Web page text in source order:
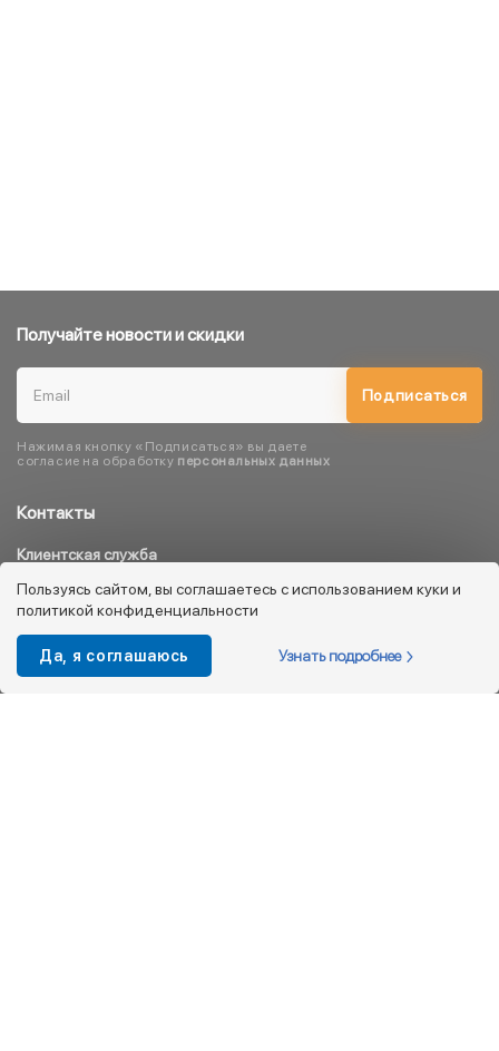
Контакты
Клиентская служба
8 800 333 08 45
info@kotofey.ru
Магазины в Москва (50)
Получайте новости и скидки
Подписаться
Нажимая кнопку «Подписаться» вы даете
согласие на обработку персональных данных
Пользуясь сайтом, вы соглашаетесь с использованием куки и
политикой конфиденциальности
Да, я соглашаюсь Узнать подробнее